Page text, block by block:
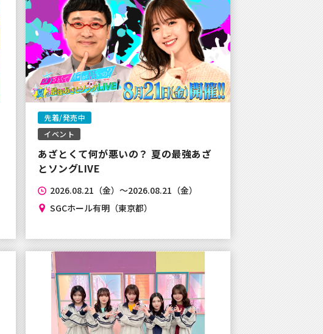
先着/発売中
イベント
あざとくて何が悪いの？ 夏の最強あざ
とソングLIVE
2026.08.21（金）～2026.08.21（金）
SGCホール有明（東京都）